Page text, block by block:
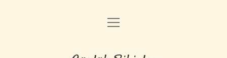
Anasayfa
menüyü